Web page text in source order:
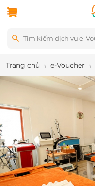
Trang chủ e-Voucher